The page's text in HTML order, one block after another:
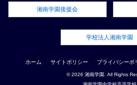
湘南学園後援会
学校法人湘南学園
ホーム サイトポリシー プライバシーポ
© 2026 湘南学園. All Rights